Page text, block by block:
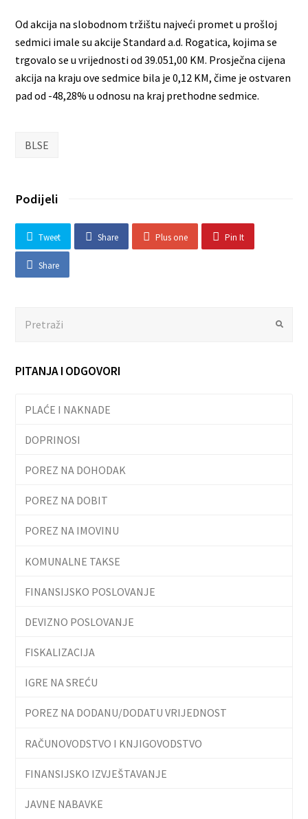
Od akcija na slobodnom tržištu najveći promet u prošloj
sedmici imale su akcije Standard a.d. Rogatica, kojima se
trgovalo se u vrijednosti od 39.051,00 KM. Prosječna cijena
akcija na kraju ove sedmice bila je 0,12 KM, čime je ostvaren
pad od -48,28% u odnosu na kraj prethodne sedmice.
BLSE
Podijeli
Tweet Share Plus one Pin It
Share
Submit
PITANJA I ODGOVORI
PLAĆE I NAKNADE
DOPRINOSI
POREZ NA DOHODAK
POREZ NA DOBIT
POREZ NA IMOVINU
KOMUNALNE TAKSE
FINANSIJSKO POSLOVANJE
DEVIZNO POSLOVANJE
FISKALIZACIJA
IGRE NA SREĆU
POREZ NA DODANU/DODATU VRIJEDNOST
RAČUNOVODSTVO I KNJIGOVODSTVO
FINANSIJSKO IZVJEŠTAVANJE
JAVNE NABAVKE